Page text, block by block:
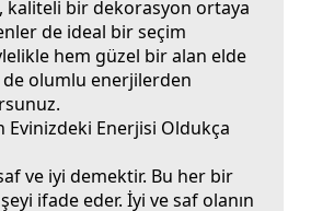
kaliteli bir dekorasyon ortaya
de ideal bir seçim
hem güzel bir alan elde
olumlu enerjilerden
Enerjisi Oldukça
ve iyi demektir. Bu her bir
ifade eder. İyi ve saf olanın